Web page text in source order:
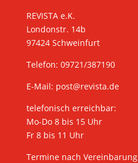
REVISTA e.K.
Londonstr. 14b
97424 Schweinfurt
Telefon: 09721/387190
E-Mail: post@revista.de
telefonisch erreichbar:
Mo-Do 8 bis 15 Uhr
Fr 8 bis 11 Uhr
Termine nach Vereinbarung